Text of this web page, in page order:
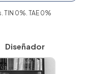
0%. TAE 0%
Diseñador